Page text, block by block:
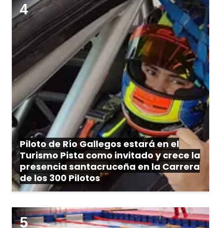
Piloto de Río Gallegos estará en el
Turismo Pista como invitado y crece la
presencia santacruceña en la Carrera
de los 300 Pilotos